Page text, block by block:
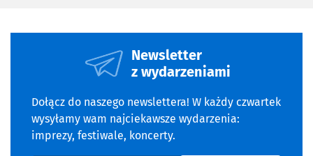
Newsletter
z wydarzeniami
Dołącz do naszego newslettera! W każdy czwartek
wysyłamy wam najciekawsze wydarzenia:
imprezy, festiwale, koncerty.